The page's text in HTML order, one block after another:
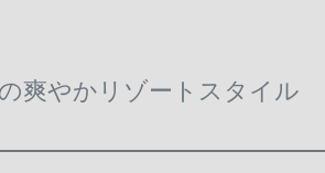
の爽やかリゾートスタイル